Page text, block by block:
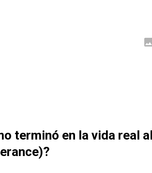
terminó en la vida real